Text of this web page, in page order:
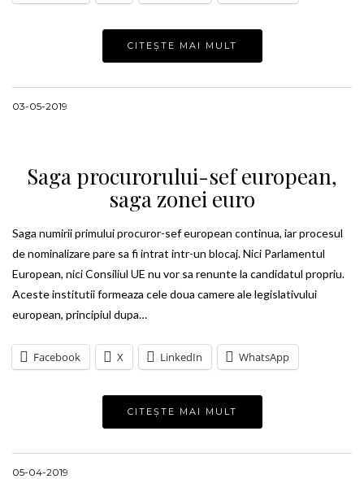
CITEȘTE MAI MULT
03-05-2019
Saga procurorului-sef european,
saga zonei euro
Saga numirii primului procuror-sef european continua, iar procesul
de nominalizare pare sa fi intrat intr-un blocaj. Nici Parlamentul
European, nici Consiliul UE nu vor sa renunte la candidatul propriu.
Aceste institutii formeaza cele doua camere ale legislativului
european, principiul dupa…
Facebook X LinkedIn WhatsApp
CITEȘTE MAI MULT
05-04-2019